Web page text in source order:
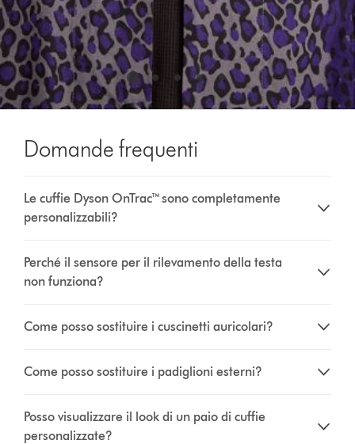
Domande frequenti
Le cuffie Dyson OnTrac™ sono completamente
personalizzabili?
Perché il sensore per il rilevamento della testa
non funziona?
Come posso sostituire i cuscinetti auricolari?
Come posso sostituire i padiglioni esterni?
Posso visualizzare il look di un paio di cuffie
personalizzate?